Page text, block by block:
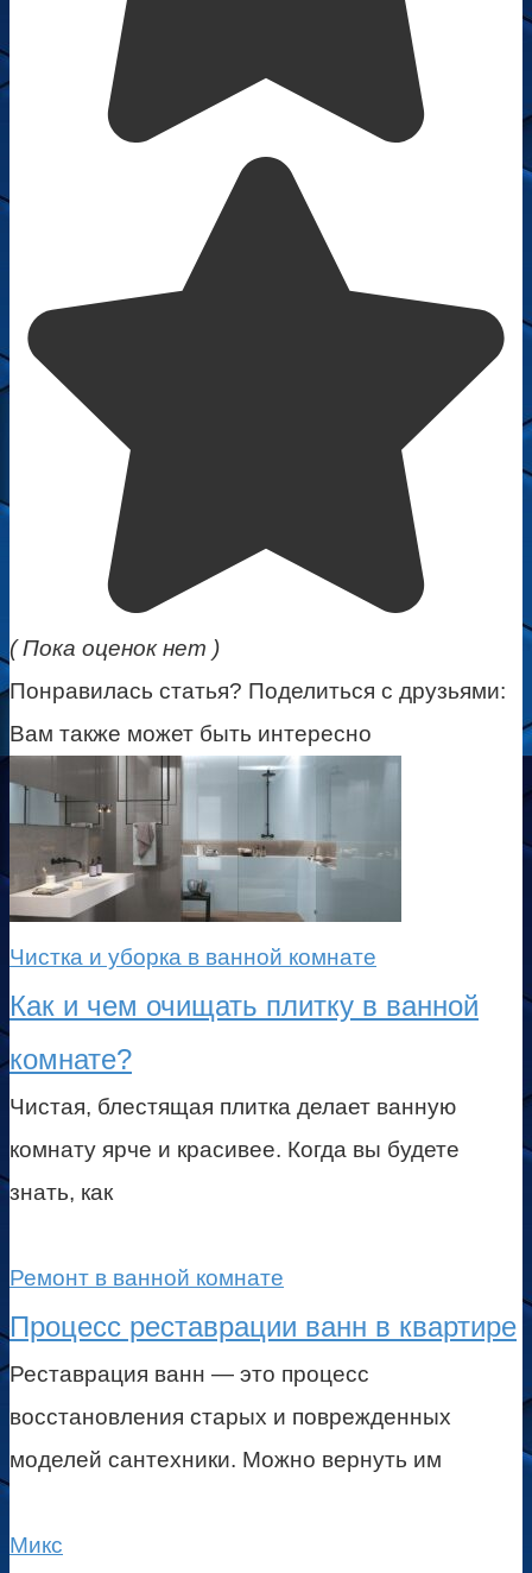
( Пока оценок нет )
Понравилась статья? Поделиться с друзьями:
Вам также может быть интересно
Чистка и уборка в ванной комнате
Как и чем очищать плитку в ванной
комнате?
Чистая, блестящая плитка делает ванную
комнату ярче и красивее. Когда вы будете
знать, как
Ремонт в ванной комнате
Процесс реставрации ванн в квартире
Реставрация ванн — это процесс
восстановления старых и поврежденных
моделей сантехники. Можно вернуть им
Микс